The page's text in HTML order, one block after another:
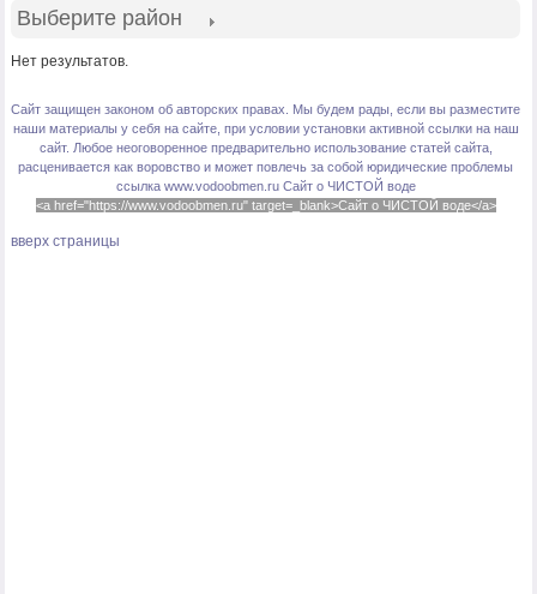
Выберите район
Нет результатов.
Сайт защищен законом об авторских правах. Мы будем рады, если вы разместите
наши материалы у себя на сайте, при условии установки активной ссылки на наш
сайт. Любое неоговоренное предварительно использование статей сайта,
расценивается как воровство и может повлечь за собой юридические проблемы
ссылка www.vodoobmen.ru Сайт о ЧИСТОЙ воде
<a href="https://www.vodoobmen.ru" target=_blank>Сайт о ЧИСТОЙ воде</a>
вверх страницы